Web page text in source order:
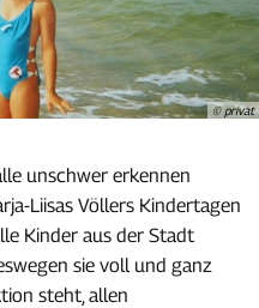
© privat
unschwer erkennen
Liisas Völlers Kindertagen
Kinder aus der Stadt
sie voll und ganz
steht, allen